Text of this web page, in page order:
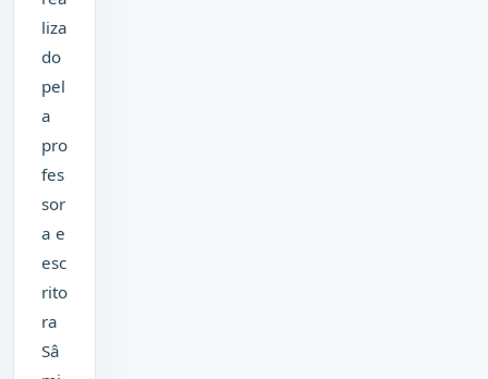
liza
do
pel
a
pro
fes
sor
a e
esc
rito
ra
Sâ